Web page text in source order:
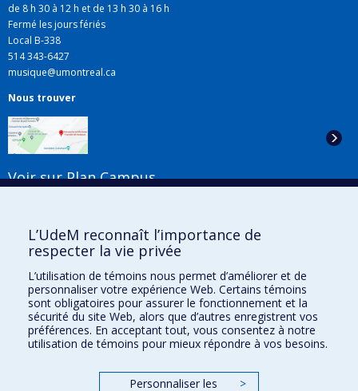
de 8 h 30 à 12 h et de 13 h 30 à 16 h
Fermé les jours fériés
Local B-338
514 343-6427
musique@umontreal.ca
Nous trouver
Voir sur Plan Campus
Liens utiles
Plan du site
Accessibilité
S'abonner à l'infolettre
Donner à la Faculté de musique
L’UdeM reconnaît l’importance de
respecter la vie privée
L’utilisation de témoins nous permet d’améliorer et de
personnaliser votre expérience Web. Certains témoins
sont obligatoires pour assurer le fonctionnement et la
sécurité du site Web, alors que d’autres enregistrent vos
préférences. En acceptant tout, vous consentez à notre
utilisation de témoins pour mieux répondre à vos besoins.
Personnaliser les
>